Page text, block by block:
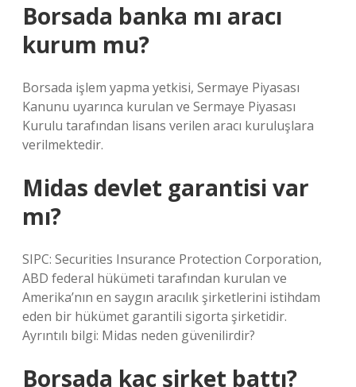
Borsada banka mı aracı
kurum mu?
Borsada işlem yapma yetkisi, Sermaye Piyasası
Kanunu uyarınca kurulan ve Sermaye Piyasası
Kurulu tarafından lisans verilen aracı kuruluşlara
verilmektedir.
Midas devlet garantisi var
mı?
SIPC: Securities Insurance Protection Corporation,
ABD federal hükümeti tarafından kurulan ve
Amerika’nın en saygın aracılık şirketlerini istihdam
eden bir hükümet garantili sigorta şirketidir.
Ayrıntılı bilgi: Midas neden güvenilirdir?
Borsada kaç şirket battı?